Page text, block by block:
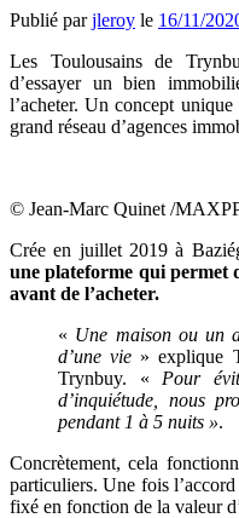
Publié parjleroy le 16/11/
Les Toulousains de
d’essayer un bien
l’acheter. Un concept
grand réseau d’agences
© Jean-Marc Quinet /
Crée en juillet 2019 à
une plateforme qui permet
avant de l’acheter.
« Une maison ou un
d’une vie » explique
Trynbuy. « Pour
d’inquiétude, nous
pendant 1 à 5 nuits ».
Concrètement, cela
particuliers. Une fois
fixé en fonction de la valeur